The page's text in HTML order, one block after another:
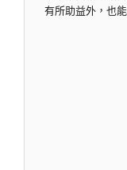
有所助益外，也